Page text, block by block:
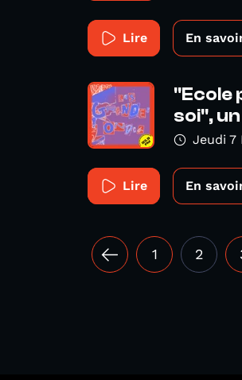
Lire En
"Ecole
soi",
Jeudi 7
Lire En
1 2